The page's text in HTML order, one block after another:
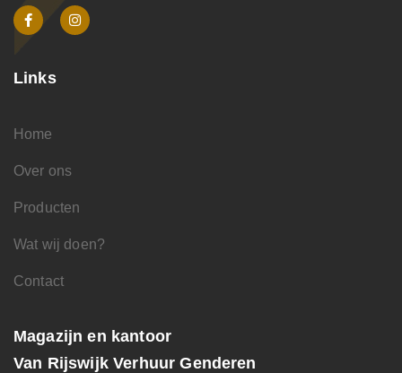
Links
Home
Over ons
Producten
Wat wij doen?
Contact
Magazijn en kantoor
Van Rijswijk Verhuur Genderen